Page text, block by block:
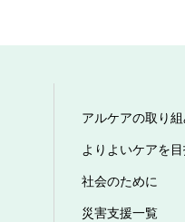
アルケアの取り
よりよいケアを
社会のために
災害支援一覧